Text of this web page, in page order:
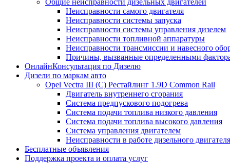
Общие неисправности дизельных двигателей
Неисправности самого двигателя
Неисправности системы запуска
Неисправности системы управления дизелем
Неисправности топливной аппаратуры
Неисправности трансмиссии и навесного
Причины, вызванные определенными
ОнлайнКонсультация по Дизелю
Дизели по маркам авто
Opel Vectra III (C) Рестайлинг 1.9D Common Rail
Двигатель внутреннего сгорания
Система предпускового подогрева
Система подачи топлива низкого давления
Система подачи топлива высокого давления
Система управления двигателем
Неисправности в работе дизельного двигателя
Бесплатные объявления
Поддержка проекта и оплата услуг